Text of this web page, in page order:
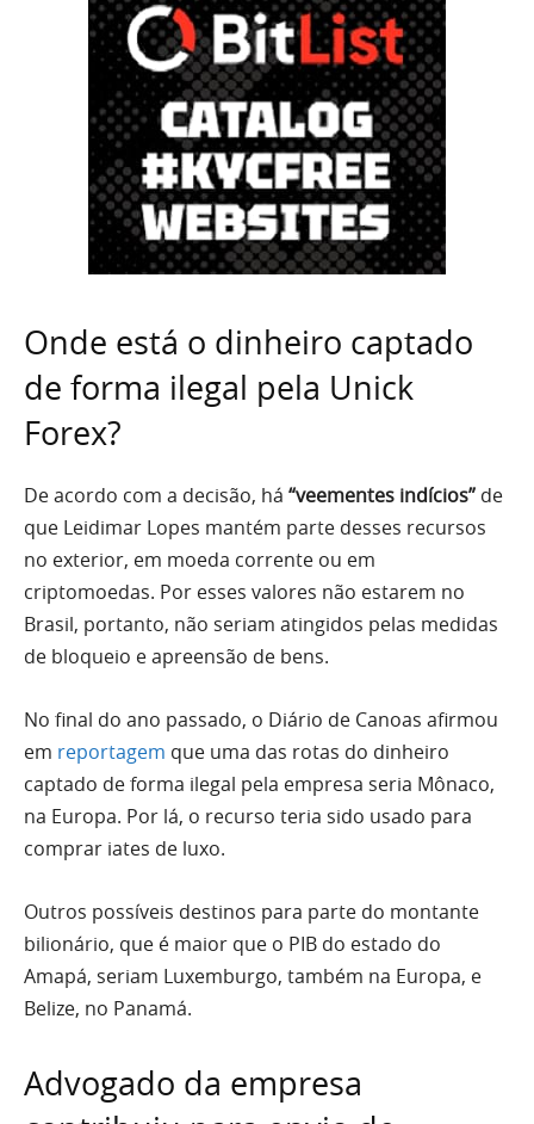
Onde está o dinheiro captado
de forma ilegal pela Unick
Forex?
De acordo com a decisão, há “veementes indícios” de
que Leidimar Lopes mantém parte desses recursos
no exterior, em moeda corrente ou em
criptomoedas. Por esses valores não estarem no
Brasil, portanto, não seriam atingidos pelas medidas
de bloqueio e apreensão de bens.
No final do ano passado, o Diário de Canoas afirmou
em reportagem que uma das rotas do dinheiro
captado de forma ilegal pela empresa seria Mônaco,
na Europa. Por lá, o recurso teria sido usado para
comprar iates de luxo.
Outros possíveis destinos para parte do montante
bilionário, que é maior que o PIB do estado do
Amapá, seriam Luxemburgo, também na Europa, e
Belize, no Panamá.
Advogado da empresa